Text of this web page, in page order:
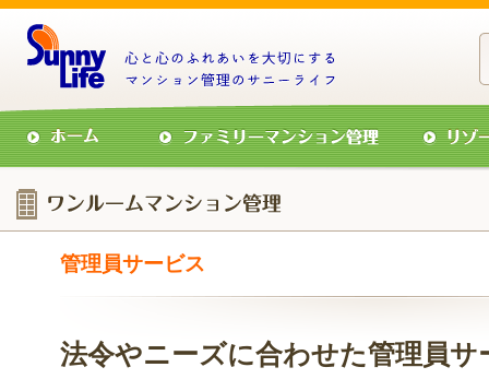
管理員サービス
法令やニーズに合わせた管理員サ